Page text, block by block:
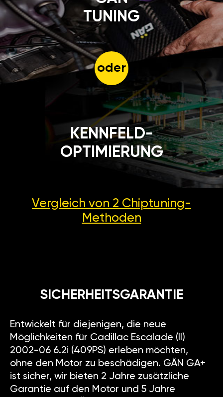
TUNING
oder
KENNFELD-
OPTIMIERUNG
Vergleich von 2 Chiptuning-
Methoden
SICHERHEITSGARANTIE
Entwickelt für diejenigen, die neue
Möglichkeiten für Cadillac Escalade (II)
2002-06 6.2i (409PS) erleben möchten,
ohne den Motor zu beschädigen. GÄN GA+
ist sicher, wir bieten 2 Jahre zusätzliche
Garantie auf den Motor und 5 Jahre